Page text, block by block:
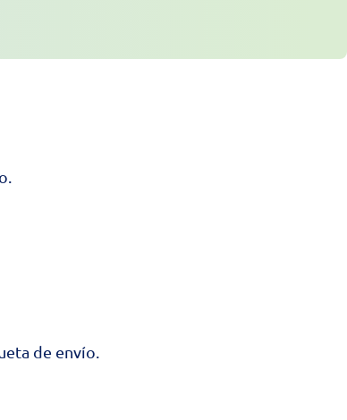
de envío.